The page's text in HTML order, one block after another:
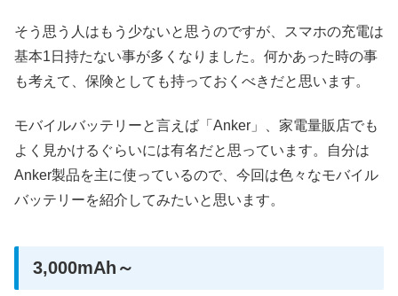
そう思う人はもう少ないと思うのですが、スマホの充電は
基本1日持たない事が多くなりました。何かあった時の事
も考えて、保険としても持っておくべきだと思います。
モバイルバッテリーと言えば「Anker」、家電量販店でも
よく見かけるぐらいには有名だと思っています。自分は
Anker製品を主に使っているので、今回は色々なモバイル
バッテリーを紹介してみたいと思います。
3,000mAh～